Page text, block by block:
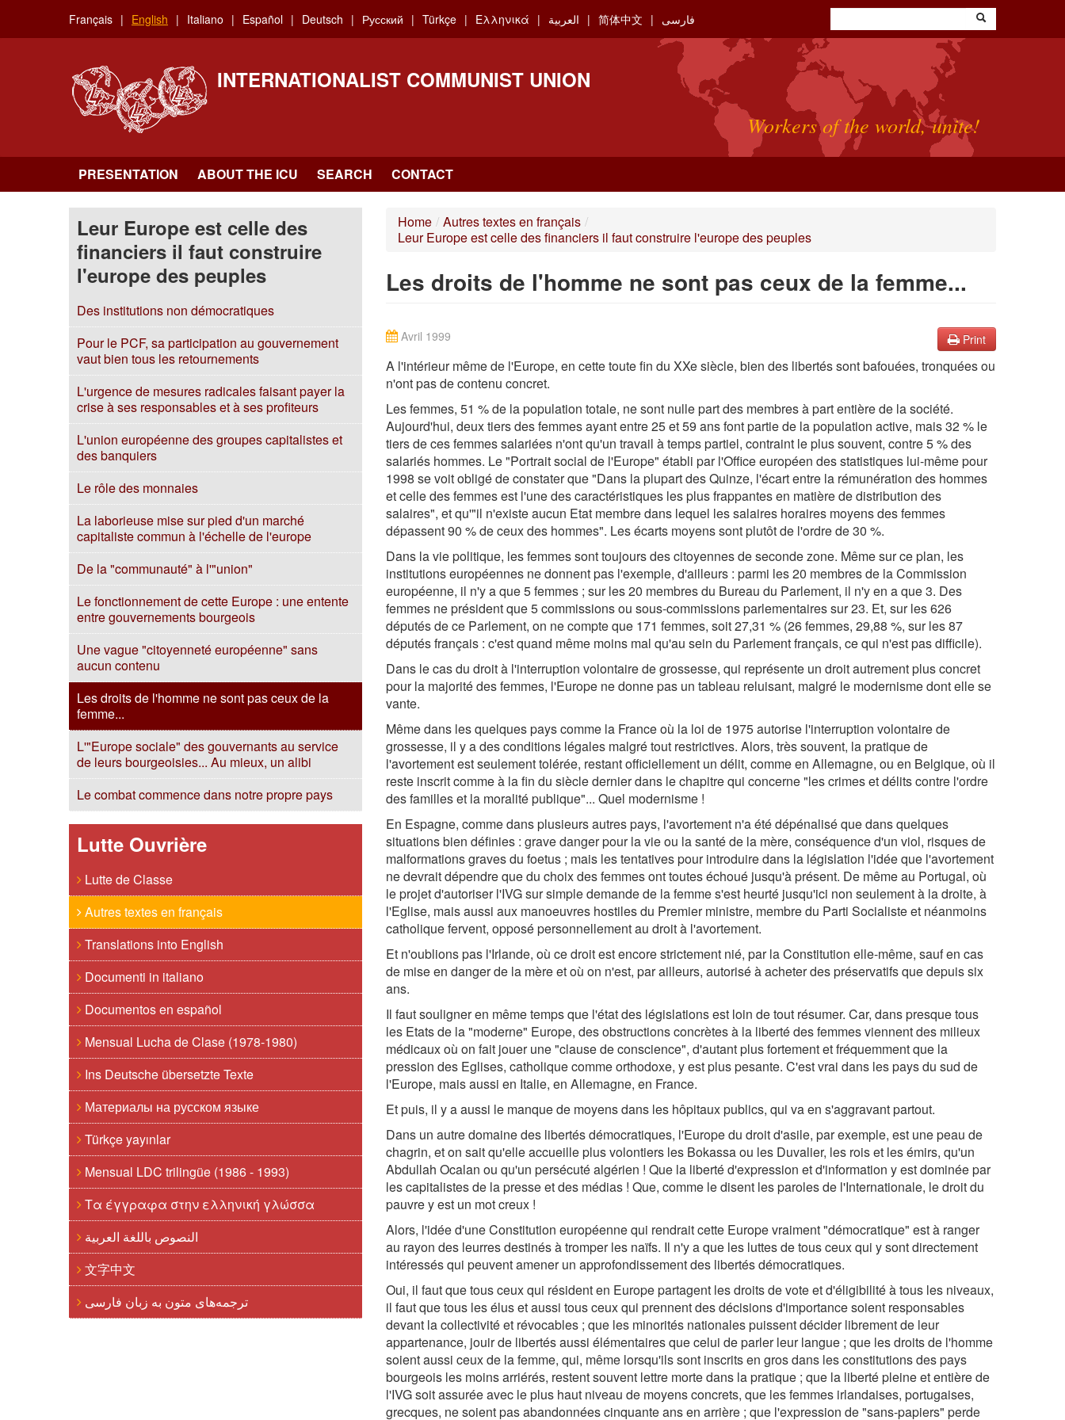
main
Français English Italiano Español Deutsch Русский Türkçe Ελληνικά العربية 简体中文 فارسی
INTERNATIONALIST COMMUNIST UNION
Workers of the world, unite!
PRESENTATION ABOUT THE ICU SEARCH CONTACT
Leur Europe est celle des
financiers il faut construire
l'europe des peuples
Des institutions non démocratiques
Pour le PCF, sa participation au gouvernement
vaut bien tous les retournements
L'urgence de mesures radicales faisant payer la
crise à ses responsables et à ses profiteurs
L'union européenne des groupes capitalistes et
des banquiers
Le rôle des monnaies
La laborieuse mise sur pied d'un marché
capitaliste commun à l'échelle de l'europe
De la "communauté" à l'"union"
Le fonctionnement de cette Europe : une entente
entre gouvernements bourgeois
Une vague "citoyenneté européenne" sans
aucun contenu
Les droits de l'homme ne sont pas ceux de la
femme...
L'"Europe sociale" des gouvernants au service
de leurs bourgeoisies... Au mieux, un alibi
Le combat commence dans notre propre pays
Lutte Ouvrière
Lutte de Classe
Autres textes en français
Translations into English
Documenti in italiano
Documentos en español
Mensual Lucha de Clase (1978-1980)
Ins Deutsche übersetzte Texte
Материалы на русском языке
Türkçe yayınlar
Mensual LDC trilingüe (1986 - 1993)
Τα έγγραφα στην ελληνική γλώσσα
النصوص باللغة العربية
文字中文
ترجمه‌های متون به زبان فارسی
Home / Autres textes en français /
Leur Europe est celle des financiers il faut construire l'europe des peuples
Les droits de l'homme ne sont pas ceux de la femme...
Print
Avril 1999
A l'intérieur même de l'Europe, en cette toute fin du XXe siècle, bien des libertés sont bafouées, tronquées ou
n'ont pas de contenu concret.
Les femmes, 51 % de la population totale, ne sont nulle part des membres à part entière de la société.
Aujourd'hui, deux tiers des femmes ayant entre 25 et 59 ans font partie de la population active, mais 32 % le
tiers de ces femmes salariées n'ont qu'un travail à temps partiel, contraint le plus souvent, contre 5 % des
salariés hommes. Le "Portrait social de l'Europe" établi par l'Office européen des statistiques lui-même pour
1998 se voit obligé de constater que "Dans la plupart des Quinze, l'écart entre la rémunération des hommes
et celle des femmes est l'une des caractéristiques les plus frappantes en matière de distribution des
salaires", et qu'"il n'existe aucun Etat membre dans lequel les salaires horaires moyens des femmes
dépassent 90 % de ceux des hommes". Les écarts moyens sont plutôt de l'ordre de 30 %.
Dans la vie politique, les femmes sont toujours des citoyennes de seconde zone. Même sur ce plan, les
institutions européennes ne donnent pas l'exemple, d'ailleurs : parmi les 20 membres de la Commission
européenne, il n'y a que 5 femmes ; sur les 20 membres du Bureau du Parlement, il n'y en a que 3. Des
femmes ne président que 5 commissions ou sous-commissions parlementaires sur 23. Et, sur les 626
députés de ce Parlement, on ne compte que 171 femmes, soit 27,31 % (26 femmes, 29,88 %, sur les 87
députés français : c'est quand même moins mal qu'au sein du Parlement français, ce qui n'est pas difficile).
Dans le cas du droit à l'interruption volontaire de grossesse, qui représente un droit autrement plus concret
pour la majorité des femmes, l'Europe ne donne pas un tableau reluisant, malgré le modernisme dont elle se
vante.
Même dans les quelques pays comme la France où la loi de 1975 autorise l'interruption volontaire de
grossesse, il y a des conditions légales malgré tout restrictives. Alors, très souvent, la pratique de
l'avortement est seulement tolérée, restant officiellement un délit, comme en Allemagne, ou en Belgique, où il
reste inscrit comme à la fin du siècle dernier dans le chapitre qui concerne "les crimes et délits contre l'ordre
des familles et la moralité publique"... Quel modernisme !
En Espagne, comme dans plusieurs autres pays, l'avortement n'a été dépénalisé que dans quelques
situations bien définies : grave danger pour la vie ou la santé de la mère, conséquence d'un viol, risques de
malformations graves du foetus ; mais les tentatives pour introduire dans la législation l'idée que l'avortement
ne devrait dépendre que du choix des femmes ont toutes échoué jusqu'à présent. De même au Portugal, où
le projet d'autoriser l'IVG sur simple demande de la femme s'est heurté jusqu'ici non seulement à la droite, à
l'Eglise, mais aussi aux manoeuvres hostiles du Premier ministre, membre du Parti Socialiste et néanmoins
catholique fervent, opposé personnellement au droit à l'avortement.
Et n'oublions pas l'Irlande, où ce droit est encore strictement nié, par la Constitution elle-même, sauf en cas
de mise en danger de la mère et où on n'est, par ailleurs, autorisé à acheter des préservatifs que depuis six
ans.
Il faut souligner en même temps que l'état des législations est loin de tout résumer. Car, dans presque tous
les Etats de la "moderne" Europe, des obstructions concrètes à la liberté des femmes viennent des milieux
médicaux où on fait jouer une "clause de conscience", d'autant plus fortement et fréquemment que la
pression des Eglises, catholique comme orthodoxe, y est plus pesante. C'est vrai dans les pays du sud de
l'Europe, mais aussi en Italie, en Allemagne, en France.
Et puis, il y a aussi le manque de moyens dans les hôpitaux publics, qui va en s'aggravant partout.
Dans un autre domaine des libertés démocratiques, l'Europe du droit d'asile, par exemple, est une peau de
chagrin, et on sait qu'elle accueille plus volontiers les Bokassa ou les Duvalier, les rois et les émirs, qu'un
Abdullah Ocalan ou qu'un persécuté algérien ! Que la liberté d'expression et d'information y est dominée par
les capitalistes de la presse et des médias ! Que, comme le disent les paroles de l'Internationale, le droit du
pauvre y est un mot creux !
Alors, l'idée d'une Constitution européenne qui rendrait cette Europe vraiment "démocratique" est à ranger
au rayon des leurres destinés à tromper les naïfs. Il n'y a que les luttes de tous ceux qui y sont directement
intéressés qui peuvent amener un approfondissement des libertés démocratiques.
Oui, il faut que tous ceux qui résident en Europe partagent les droits de vote et d'éligibilité à tous les niveaux,
il faut que tous les élus et aussi tous ceux qui prennent des décisions d'importance soient responsables
devant la collectivité et révocables ; que les minorités nationales puissent décider librement de leur
appartenance, jouir de libertés aussi élémentaires que celui de parler leur langue ; que les droits de l'homme
soient aussi ceux de la femme, qui, même lorsqu'ils sont inscrits en gros dans les constitutions des pays
bourgeois les moins arriérés, restent souvent lettre morte dans la pratique ; que la liberté pleine et entière de
l'IVG soit assurée avec le plus haut niveau de moyens concrets, que les femmes irlandaises, portugaises,
grecques, ne soient pas abandonnées cinquante ans en arrière ; que l'expression de "sans-papiers" perde